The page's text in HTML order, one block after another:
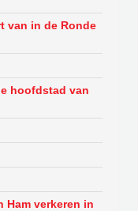
van in de Ronde
hoofdstad van
Ham verkeren in